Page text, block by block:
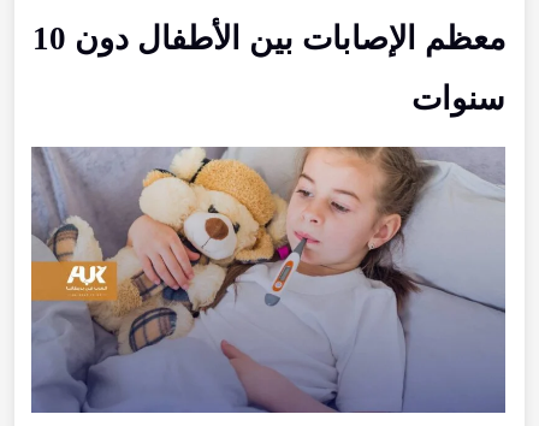
معظم الإصابات بين الأطفال دون 10
سنوات